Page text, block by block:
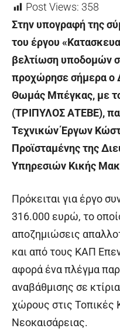
Post Views: 358
Στην υπογραφή της
του έργου
βελτίωση υποδομών
προχώρησε σήμερα ο
Θωμάς Μπέγκας, με
(ΤΡΙΠΥΛΟΣ ΑΤΕΒΕ),
Τεχνικών Έργων
Προϊσταμένης της
Υπηρεσιών Κικής
Πρόκειται για έργο
316.000 ευρώ, το
αποζημιώσεις
και από τους ΚΑΠ
αφορά ένα πλέγμα
αναβάθμισης σε
χώρους στις Τοπικές
Νεοκαισάρειας.